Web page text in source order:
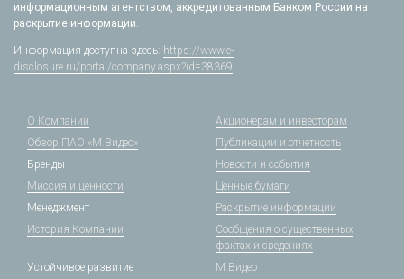
информационным агентством, аккредитованным Банком России на
раскрытие информации.
Информация доступна здесь: https://www.e-
disclosure.ru/portal/company.aspx?id=38369
О Компании
Обзор ПАО «М.Видео»
Бренды
Миссия и ценности
Менеджмент
История Компании
Акционерам и инвесторам
Публикации и отчетность
Новости и события
Ценные бумаги
Раскрытие информации
Сообщения о существенных
фактах и сведениях
Устойчивое развитие
М.Видео